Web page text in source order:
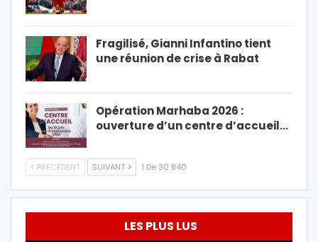
Fragilisé, Gianni Infantino tient
une réunion de crise à Rabat
Opération Marhaba 2026 :
ouverture d’un centre d’accueil…
PRÉCÉDENT SUIVANT 1 De 30 840
LES PLUS LUS